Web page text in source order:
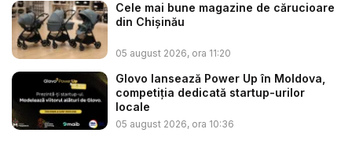
Cele mai bune magazine de cărucioare
din Chișinău
05 august 2026, ora 11:20
Glovo lansează Power Up în Moldova,
competiția dedicată startup-urilor
locale
05 august 2026, ora 10:36